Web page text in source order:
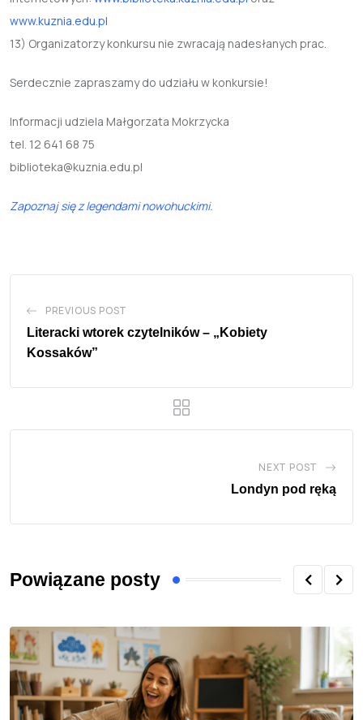
www.kuznia.edu.pl
13) Organizatorzy konkursu nie zwracają nadesłanych prac.
Serdecznie zapraszamy do udziału w konkursie!
Informacji udziela Małgorzata Mokrzycka
tel. 12 641 68 75
biblioteka@kuznia.edu.pl
Zapoznaj się z legendami nowohuckimi.
PREVIOUS POST
Literacki wtorek czytelników – „Kobiety
Kossaków”
NEXT POST
Londyn pod ręką
Powiązane posty